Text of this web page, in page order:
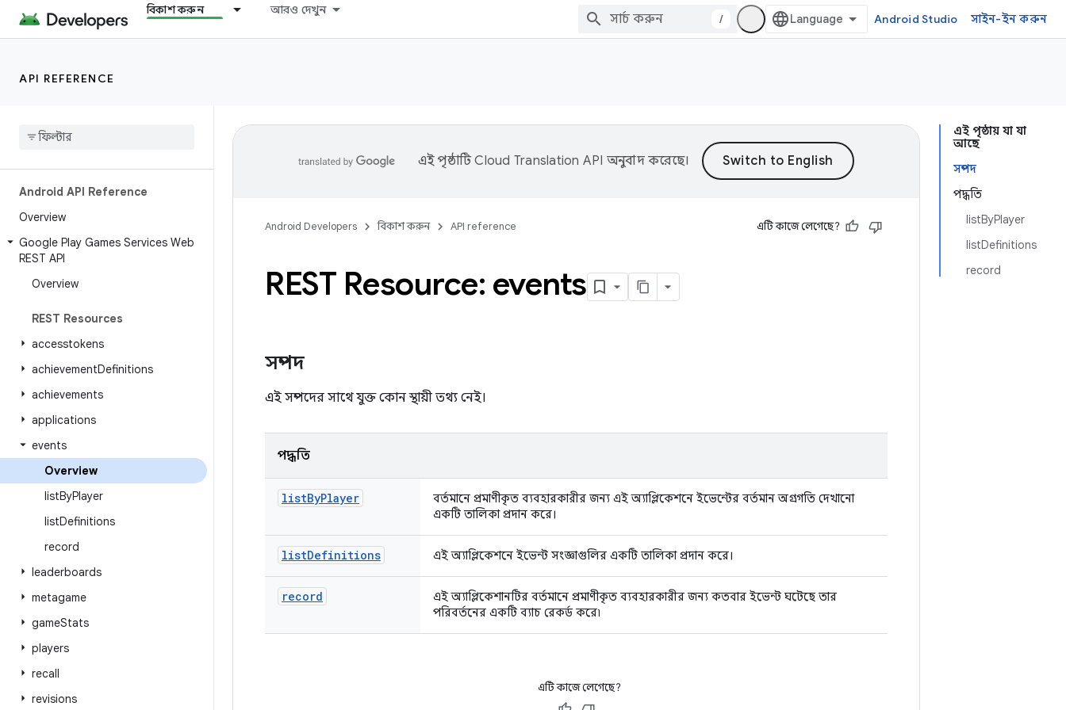
বিকাশ করুন আরও দেখুন
/ Android Studio সাইন-ইন করুন
API REFERENCE
Android API Reference
Overview
Google Play Games Services Web
REST API
Overview
REST Resources
accesstokens
achievementDefinitions
achievements
applications
events
Overview
listByPlayer
listDefinitions
record
leaderboards
metagame
gameStats
players
recall
revisions
এই পৃষ্ঠায় যা যা
আছে
সম্পদ
পদ্ধতি
listByPlayer
listDefinitions
record
এই পৃষ্ঠাটিCloud Translation API অনুবাদ করেছে।
Android Developers বিকাশ করুন API reference এটি কাজে লেগেছে?
REST Resource: events
সম্পদ
এই সম্পদের সাথে যুক্ত কোন স্থায়ী তথ্য নেই।
পদ্ধতি
listByPlayer
বর্তমানে প্রমাণীকৃত ব্যবহারকারীর জন্য এই অ্যাপ্লিকেশনে ইভেন্টের বর্তমান অগ্রগতি দেখানো
একটি তালিকা প্রদান করে।
listDefinitions এই অ্যাপ্লিকেশনে ইভেন্ট সংজ্ঞাগুলির একটি তালিকা প্রদান করে।
record
এই অ্যাপ্লিকেশানটির বর্তমানে প্রমাণীকৃত ব্যবহারকারীর জন্য কতবার ইভেন্ট ঘটেছে তার
পরিবর্তনের একটি ব্যাচ রেকর্ড করে৷
এটি কাজে লেগেছে?